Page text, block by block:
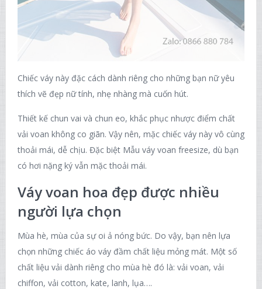
Chiếc váy này đặc cách dành riêng cho những bạn nữ yêu
thích vẽ đẹp nữ tính, nhẹ nhàng mà cuốn hút.
Thiết kế chun vai và chun eo, khắc phục nhược điểm chất
vải voan không co giãn. Vậy nên, mặc chiếc váy này vô cùng
thoải mái, dễ chịu. Đặc biệt Mẫu váy voan freesize, dù bạn
có hơi nặng ký vẫn mặc thoải mái.
Váy voan hoa đẹp được nhiều
người lựa chọn
Mùa hè, mùa của sự oi ả nóng bức. Do vậy, bạn nên lựa
chọn những chiếc áo váy đầm chất liệu mỏng mát. Một số
chất liệu vải dành riêng cho mùa hè đó là: vải voan, vải
chiffon, vải cotton, kate, lanh, lụa….